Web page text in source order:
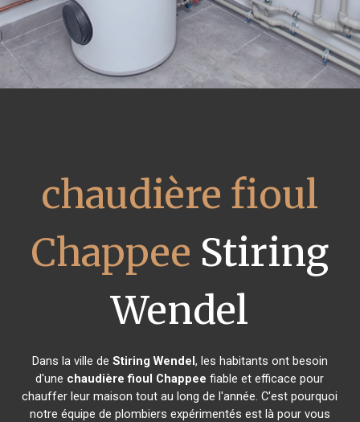
chaudière fioul
Chappee Stiring
Wendel
Dans la ville de Stiring Wendel, les habitants ont besoin
d'une chaudière fioul Chappee fiable et efficace pour
chauffer leur maison tout au long de l'année. C'est pourquoi
notre équipe de plombiers expérimentés est là pour vous